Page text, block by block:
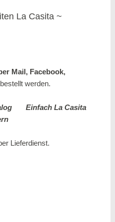
La Casita
Mail, Facebook,
bestellt werden.
Einfach La Casita
Lieferdienst.